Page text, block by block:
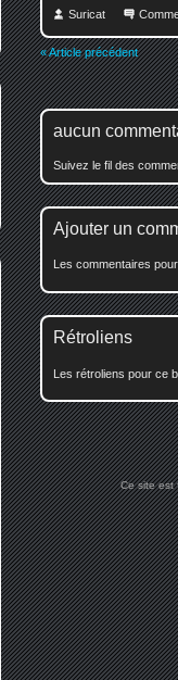
Suricat
« Article précédent
aucun
Suivez le fil des
Ajouter un
Les commentaires
Rétroliens
Les rétroliens pour ce
Ce site est